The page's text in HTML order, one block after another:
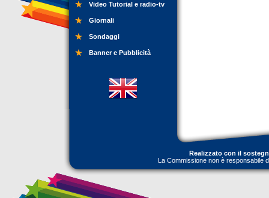
Video Tutorial e radio-tv
Giornali
Sondaggi
Banner e Pubblicità
Realizzato con il
La Commissione non è responsabile